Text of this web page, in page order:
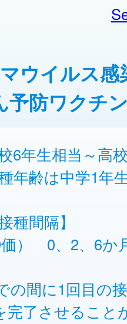
ウイルス感
予防ワクチ
6年生相当～高
年齢は中学1年
種間隔】
） 0、2、6か
の間に1回目の
完了させること